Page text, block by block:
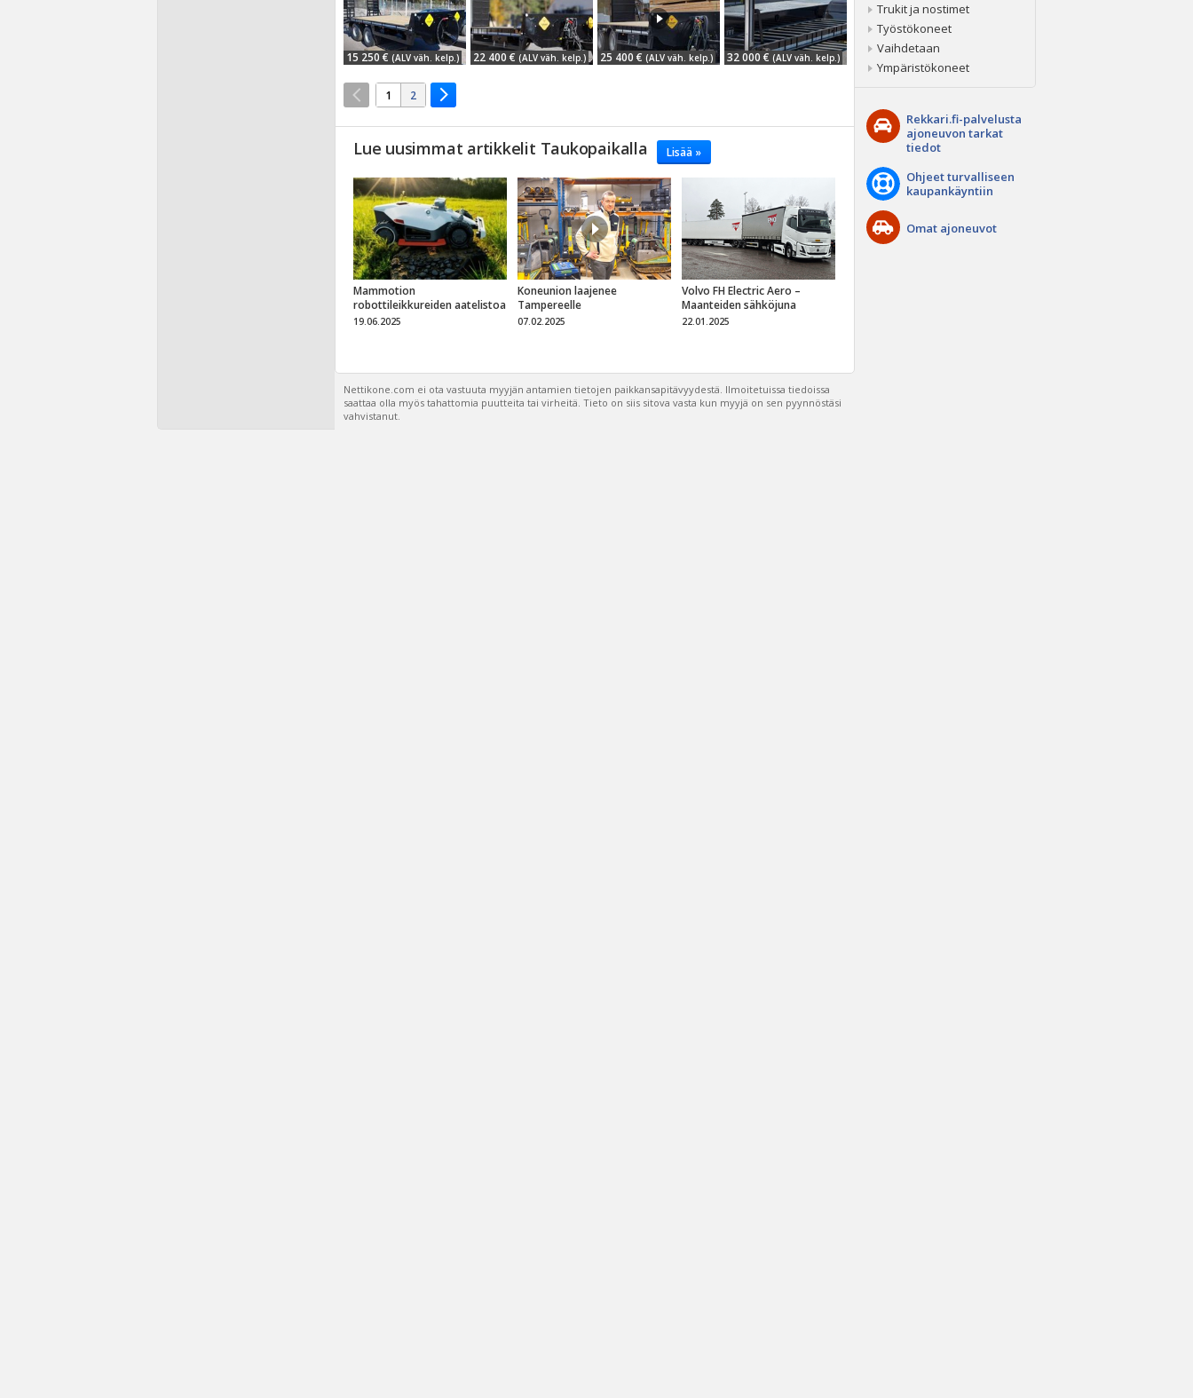
15 250 € (ALV väh. kelp.) 22 400 € (ALV väh. kelp.) 25 400 € (ALV väh. kelp.) 32 000 € (ALV väh. kelp.)
1 2
Lue uusimmat artikkelit Taukopaikalla Lisää »
Mammotion
robottileikkureiden aatelistoa
19.06.2025
Koneunion laajenee
Tampereelle
07.02.2025
Volvo FH Electric Aero –
Maanteiden sähköjuna
22.01.2025
Nettikone.com ei ota vastuuta myyjän antamien tietojen paikkansapitävyydestä. Ilmoitetuissa tiedoissa
saattaa olla myös tahattomia puutteita tai virheitä. Tieto on siis sitova vasta kun myyjä on sen pyynnöstäsi
vahvistanut.
Trukit ja nostimet
Työstökoneet
Vaihdetaan
Ympäristökoneet
Rekkari.fi-palvelusta
ajoneuvon tarkat
tiedot
Ohjeet turvalliseen
kaupankäyntiin
Omat ajoneuvot